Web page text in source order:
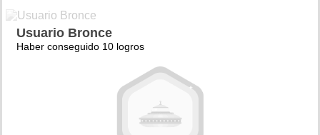
Usuario Bronce
Haber conseguido 10 logros